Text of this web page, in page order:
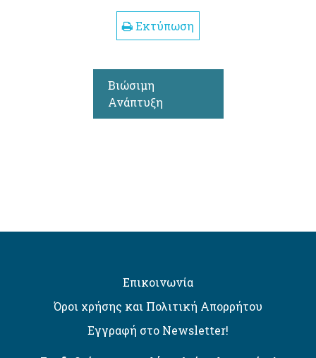
Εκτύπωση
Βιώσιμη
Ανάπτυξη
Επικοινωνία
Όροι χρήσης και Πολιτική Απορρήτου
Εγγραφή στο Newsletter!